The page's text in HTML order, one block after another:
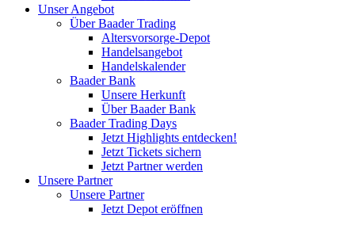
Unser Angebot
Über Baader Trading
Altersvorsorge-Depot
Handelsangebot
Handelskalender
Baader Bank
Unsere Herkunft
Über Baader Bank
Baader Trading Days
Jetzt Highlights entdecken!
Jetzt Tickets sichern
Jetzt Partner werden
Unsere Partner
Unsere Partner
Jetzt Depot eröffnen